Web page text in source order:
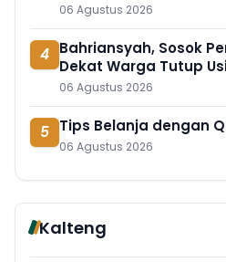
06 Agustus 2026
4 Bahriansyah, Sosok
Dekat Warga Tutup
06 Agustus 2026
5 Tips Belanja dengan
06 Agustus 2026
Kalteng